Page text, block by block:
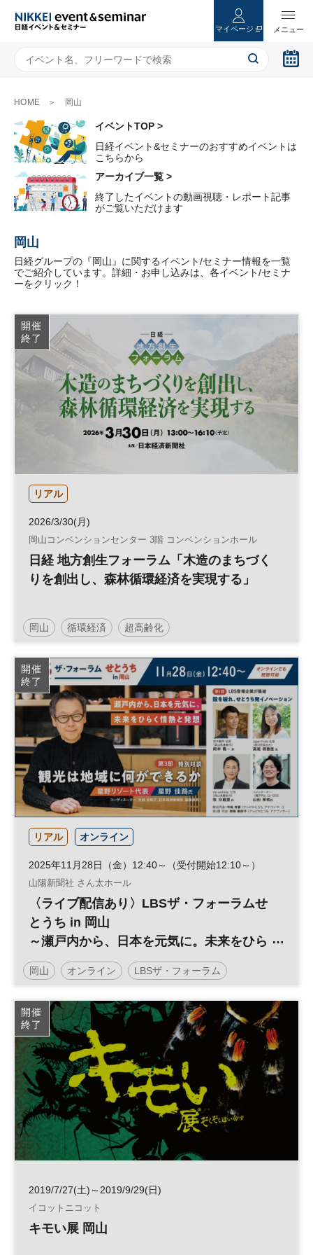
マイページ
HOME 岡山
イベントTOP >
日経イベント&セミナーのおすすめイベントは
こちらから
アーカイブ一覧 >
終了したイベントの動画視聴・レポート記事
がご覧いただけます
岡山
日経グループの『岡山』に関するイベント/セミナー情報を一覧
でご紹介しています。詳細・お申し込みは、各イベント/セミナ
ーをクリック！
開催
終了
リアル
2026/3/30(月)
岡山コンベンションセンター 3階 コンベンションホール
日経 地方創生フォーラム「木造のまちづく
りを創出し、森林循環経済を実現する」
岡山 循環経済 超高齢化
日経地方創生フォーラム 地方創生 SDGs
インフラ 地域活性化 参加無料
開催
終了
リアル オンライン
2025年11月28日（金）12:40～（受付開始12:10～）
山陽新聞社 さん太ホール
〈ライブ配信あり〉LBSザ・フォーラムせ
とうち in 岡山
～瀬戸内から、日本を元気に。未来をひら
く情熱と発想
岡山 オンライン LBSザ・フォーラム
オンライン開催 地方創生 イノベーション 経営
経営戦略 地域活性化 観光 参加無料
企業経営
開催
終了
2019/7/27(土)～2019/9/29(日)
イコットニコット
キモい展 岡山